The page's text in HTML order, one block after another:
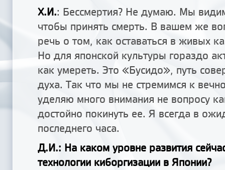
Х.И.: Бессмертия? Не думаю. Мы
чтобы принять смерть. В вашем же
речь о том, как оставаться в живых
Но для японской культуры гораздо
как умереть. Это «Бусидо», путь
духа. Так что мы не стремимся к
уделяю много внимания не вопросу
достойно покинуть ее. Я всегда в
последнего часа.
Д.И.: На каком уровне развития
технологии киборгизации в Японии?